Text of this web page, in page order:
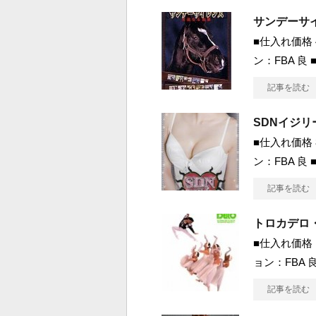
サンデーサ
■仕入れ価格
ン：FBA 良
記事を読む
SDNイジリ
■仕入れ価格
ン：FBA 良
記事を読む
トロカデ
■仕入れ価格
ョン：FBA
記事を読む